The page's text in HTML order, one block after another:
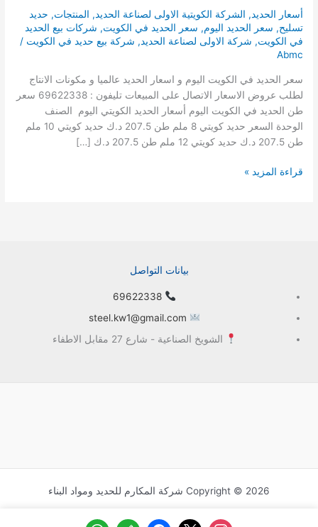
أسعار الحديد, الشركة الكويتية الاولى لصناعة الحديد, المنتجات, حديد
تسليح, سعر الحديد اليوم, سعر الحديد في الكويت, شركات بيع الحديد
في الكويت, شركة الاولى لصناعة الحديد, شركة بيع حديد في الكويت /
Abmc
سعر الحديد في الكويت اليوم و اسعار الحديد عالميا و مكونات الانتاج
لطلب عروض الاسعار الاتصال على المبيعات تليفون : 69622338 سعر
طن الحديد في الكويت اليوم أسعار الحديد الكويتي اليوم الصنف
الوحدة السعر حديد كويتي 8 ملم طن 207.5 د.ك حديد كويتي 10 ملم
طن 207.5 د.ك حديد كويتي 12 ملم طن 207.5 د.ك […]
قراءة المزيد »
بيانات التواصل
69622338
steel.kw1@gmail.com
الشويخ الصناعية - شارع 27 مقابل الاطفاء
Copyright © 2026 شركة المكارم للحديد ومواد البناء